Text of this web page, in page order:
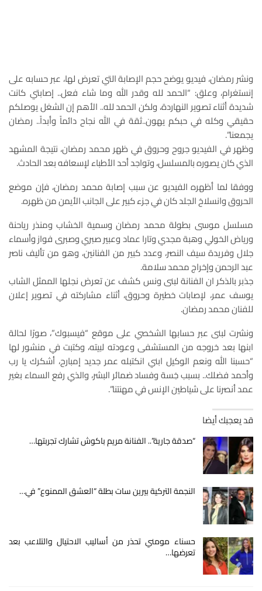
ونشر رمضان، فيديو يوضح حجم الإصابة التي تعرض لها، عبر حسابه على
إنستغرام، وعلق: “الحمد لله وقدر الله وما شاء فعل.. إصابتي كانت
شديدة أثناء تصوير النهاردة، ولكن الحمد لله.. الأهم إن الشغل يوصلكم
حقيقي وكله في حبكم يهون..ثقة في الله نجاح دائماً وأبداً.. رمضان
يجمعنا”.
وظهر في الفيديو جروح وحروق في ظهر محمد رمضان، نتيجة المشهد
الذي كان يصوره بالمسلسل، وتواجد أحد الأطباء لإسعافه بعد الحادث.
ووفقا لما أظهره الفيديو عن سبب إصابة محمد رمضان، فإن موضع
الحروق وانسلاخ الجلد كان في جزء كبير على الجانب الأيمن من ظهره.
مسلسل موسى بطولة محمد رمضان وسمية الخشاب ومنذر رياحنة
ورياض الخولي وهبة مجدي وتارا عماد وعبير صبري وصبرى فواز وأسماء
جلال وفريدة سيف النصر، وعدد كبير من الفنانين، وهو من تأليف ناصر
عبد الرحمن وإخراج محمد سلامة.
جذبر بالذكر ان الفنانة لبنى ونس كشف عن تعرض نجلها الممثل الشاب
يوسف عمر، لإصابات خطيرة وحروق، أثناء مشاركته في تصوير إعلان
للفنان محمد رمضان.
ونشرت لبنى عبر حسابها الشخصي على موقع “فيسبوك”، صورًا لحالة
ابنها بعد خروجه من المستشفى وعودته لبيته، وكتبت في منشور لها
“حسبنا الله ونعم الوكيل ابني انكتبله عمر جديد إمبارح، أشكرك يا رب
وأحمد فضلك.. بسبب خِسة وفساد ضمائر البشر، والذي رفع السماء بغير
عمد أنصرنا على شياطين الإنس في مهنتنا”.
قد يعجبك أيضا
“صدقة جارية”.. الفنانة مريم باكوش تشارك تجربتها…
النجمة التركية بيرين سات بطلة “العشق الممنوع” في…
حسناء مومني تحذر من أساليب الاحتيال والتلاعب بعد
تعرضها…